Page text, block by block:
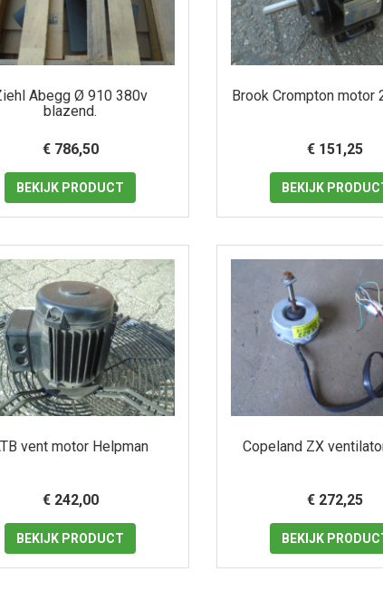
Abegg Ø 910 380v
blazend.
€ 786,50
BEKIJK PRODUCT
Brook Crompton motor
€ 151,25
BEKIJK
vent motor Helpman
€ 242,00
BEKIJK PRODUCT
Copeland ZX
€ 272,25
BEKIJK